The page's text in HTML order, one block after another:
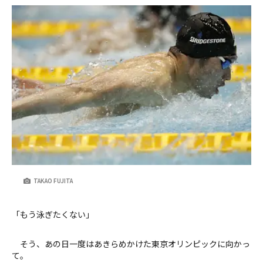
TAKAO FUJITA
「もう泳ぎたくない」
そう、あの日一度はあきらめかけた東京オリンピックに向かっ
て。